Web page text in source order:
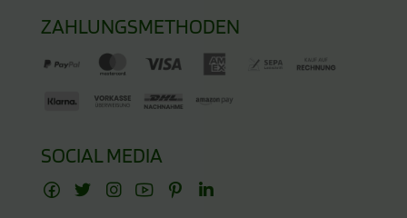
ZAHLUNGSMETHODEN
SOCIAL MEDIA